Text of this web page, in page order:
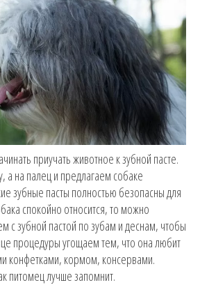
приучать животное к зубной пасте.
а на палец и предлагаем собаке
зубные пасты полностью безопасны для
спокойно относится, то можно
с зубной пастой по зубам и деснам, чтобы
процедуры угощаем тем, что она любит
конфетками, кормом, консервами.
питомец лучше запомнит.